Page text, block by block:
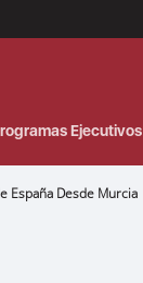
Ejecutivos
España Desde Murcia